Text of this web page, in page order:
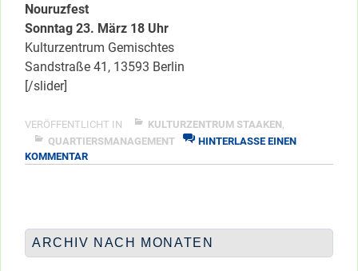
Nouruzfest
Sonntag 23. März 18 Uhr
Kulturzentrum Gemischtes
Sandstraße 41, 13593 Berlin
[/slider]
VERÖFFENTLICHT IN KULTURZENTRUM STAAKEN
QUARTIERSMANAGEMENT
HINTERLASSE EINEN
KOMMENTARZU
ARCHIV NACH MONATEN